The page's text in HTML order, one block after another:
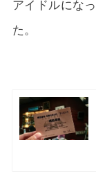
アイドルにな
た。